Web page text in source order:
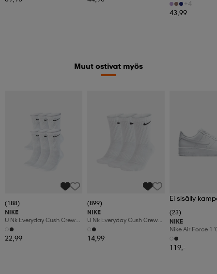
Fleecetakki,
+4
43,99
Muut ostivat myös
(188)
NIKE
U Nk Everyday Cush Crew
6pr-Bd
22,99
(899)
NIKE
U Nk Everyday Cush Crew
3pr
14,99
Ei sisälly
(23)
NIKE
Nike Air Force 1
Shoes
119,-